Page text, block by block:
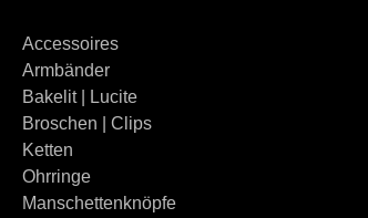
Accessoires
Armbänder
Bakelit | Lucite
Broschen | Clips
Ketten
Ohrringe
Manschettenknöpfe